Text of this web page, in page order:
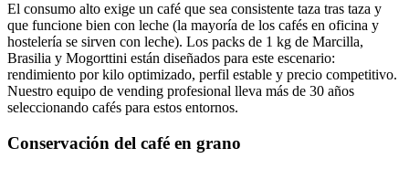
El consumo alto exige un café que sea consistente taza tras taza y
que funcione bien con leche (la mayoría de los cafés en oficina y
hostelería se sirven con leche). Los packs de 1 kg de Marcilla,
Brasilia y Mogorttini están diseñados para este escenario:
rendimiento por kilo optimizado, perfil estable y precio competitivo.
Nuestro equipo de vending profesional lleva más de 30 años
seleccionando cafés para estos entornos.
Conservación del café en grano